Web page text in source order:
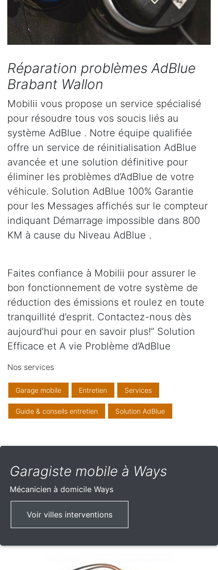
Réparation problèmes AdBlue
Brabant Wallon
Mobilii vous propose un service spécialisé
pour résoudre tous vos soucis liés au
système AdBlue . Notre équipe qualifiée
offre un service de réinitialisation AdBlue
avancée et une solution définitive pour
éliminer les problèmes d’AdBlue de votre
véhicule. Solution AdBlue 100% Garantie
pour les Messages affichés sur le compteur
indiquant Démarrage impossible dans 800
KM à cause du Niveau AdBlue .
Faites confiance à Mobilii pour assurer le
bon fonctionnement de votre système de
réduction des émissions et roulez en toute
tranquillité d’esprit. Contactez-nous dès
aujourd’hui pour en savoir plus!” Solution
Efficace et A vie Problème d’AdBlue
Nos services
Garage mobile Entretien Services
Guide & conseils entretien Solution AdBlue
Garagiste mobile à Ways
Mécanicien à domicile Ways
Voir villes interventions